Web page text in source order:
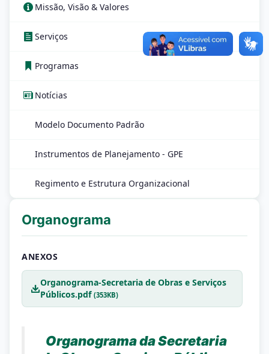
Missão, Visão & Valores
Serviços
Programas
Notícias
Modelo Documento Padrão
Instrumentos de Planejamento - GPE
Regimento e Estrutura Organizacional
Organograma
ANEXOS
Organograma-Secretaria de Obras e Serviços
Públicos.pdf (353KB)
Organograma da Secretaria